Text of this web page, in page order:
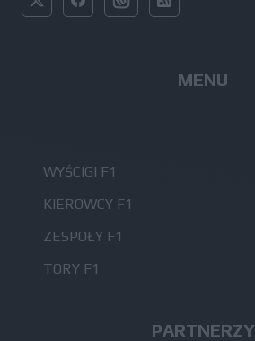
MENU
WYŚCIGI F1
KIEROWCY F1
ZESPOŁY F1
TORY F1
PARTNERZY